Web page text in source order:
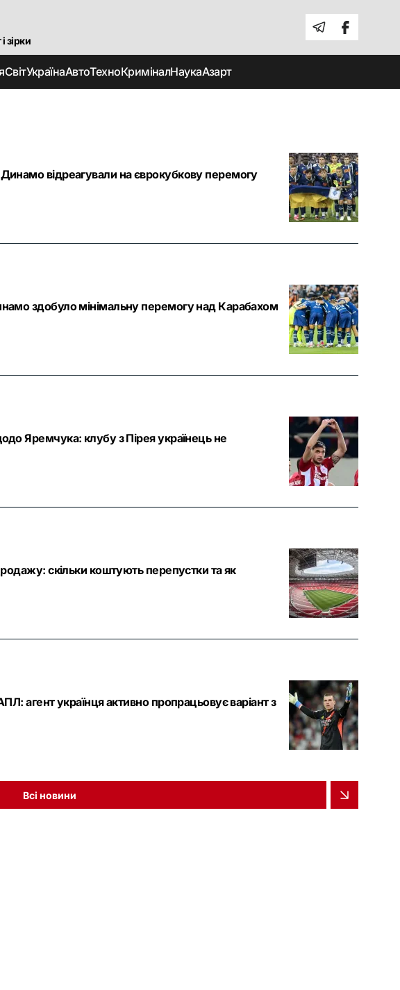
зірки
СвітУкраїнаАвтоТехноКриміналНаукаАзарт
відреагували на єврокубкову перемогу
здобуло мінімальну перемогу над Карабахом
Яремчука: клубу з Пірея українець не
скільки коштують перепустки та як
агент українця активно пропрацьовує варіант з
Всі новини